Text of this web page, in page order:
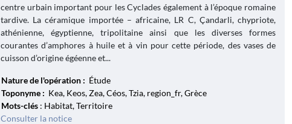
centre urbain important pour les Cyclades également à l’époque romaine
tardive. La céramique importée – africaine, LR C, Çandarli, chypriote,
athénienne, égyptienne, tripolitaine ainsi que les diverses formes
courantes d’amphores à huile et à vin pour cette période, des vases de
cuisson d’origine égéenne et...
Nature de l'opération : Étude
Toponyme : Kea, Keos, Zea, Céos, Tzia, region_fr, Grèce
Mots-clés : Habitat, Territoire
Consulter la notice